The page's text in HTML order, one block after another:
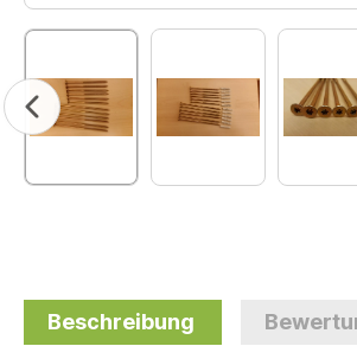
Beschreibung